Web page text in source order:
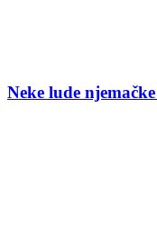
Neke lude